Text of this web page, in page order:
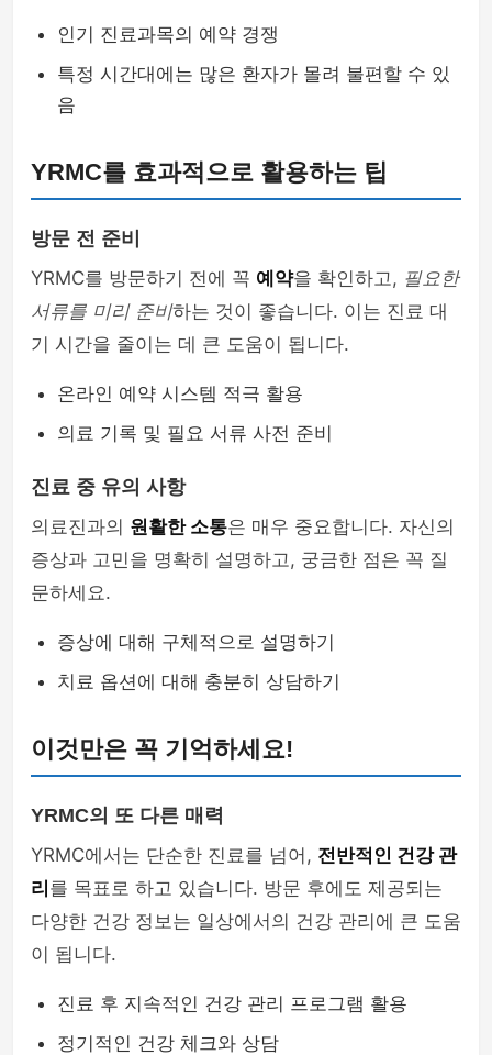
인기 진료과목의 예약 경쟁
특정 시간대에는 많은 환자가 몰려 불편할 수 있
음
YRMC를 효과적으로 활용하는 팁
방문 전 준비
YRMC를 방문하기 전에 꼭 예약을 확인하고, 필요한
서류를 미리 준비하는 것이 좋습니다. 이는 진료 대
기 시간을 줄이는 데 큰 도움이 됩니다.
온라인 예약 시스템 적극 활용
의료 기록 및 필요 서류 사전 준비
진료 중 유의 사항
의료진과의 원활한 소통은 매우 중요합니다. 자신의
증상과 고민을 명확히 설명하고, 궁금한 점은 꼭 질
문하세요.
증상에 대해 구체적으로 설명하기
치료 옵션에 대해 충분히 상담하기
이것만은 꼭 기억하세요!
YRMC의 또 다른 매력
YRMC에서는 단순한 진료를 넘어, 전반적인 건강 관
리 를 목표로 하고 있습니다. 방문 후에도 제공되는
다양한 건강 정보는 일상에서의 건강 관리에 큰 도움
이 됩니다.
진료 후 지속적인 건강 관리 프로그램 활용
정기적인 건강 체크와 상담